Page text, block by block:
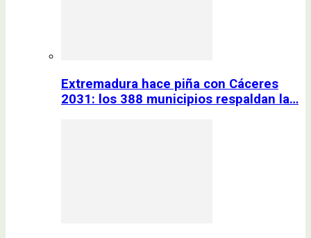
Extremadura hace piña con Cáceres
2031: los 388 municipios respaldan la…